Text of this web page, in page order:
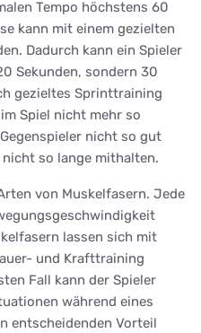
Tempo höchstens 60
kann mit einem gezielten
Dadurch kann ein Spieler
Sekunden, sondern 30
gezieltes Sprinttraining
Spiel nicht mehr so
nicht so gut
so lange mithalten.
von Muskelfasern. Jede
lassen sich mit
und Krafttraining
Fall kann der Spieler
während eines
entscheidenden Vorteil